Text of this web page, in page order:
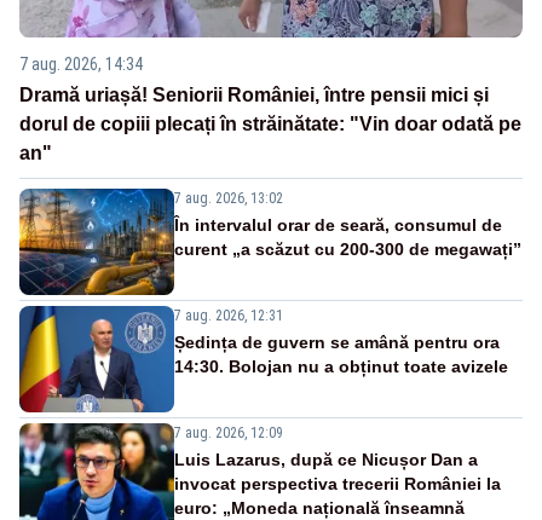
7 aug. 2026, 14:34
Dramă uriașă! Seniorii României, între pensii mici și
dorul de copiii plecați în străinătate: "Vin doar odată pe
an"
7 aug. 2026, 13:02
În intervalul orar de seară, consumul de
curent „a scăzut cu 200-300 de megawați”
7 aug. 2026, 12:31
Ședința de guvern se amână pentru ora
14:30. Bolojan nu a obținut toate avizele
7 aug. 2026, 12:09
Luis Lazarus, după ce Nicușor Dan a
invocat perspectiva trecerii României la
euro: „Moneda națională înseamnă